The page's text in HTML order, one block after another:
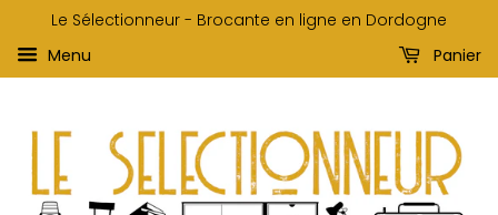
Le Sélectionneur - Brocante en ligne en Dordogne
Menu
Panier